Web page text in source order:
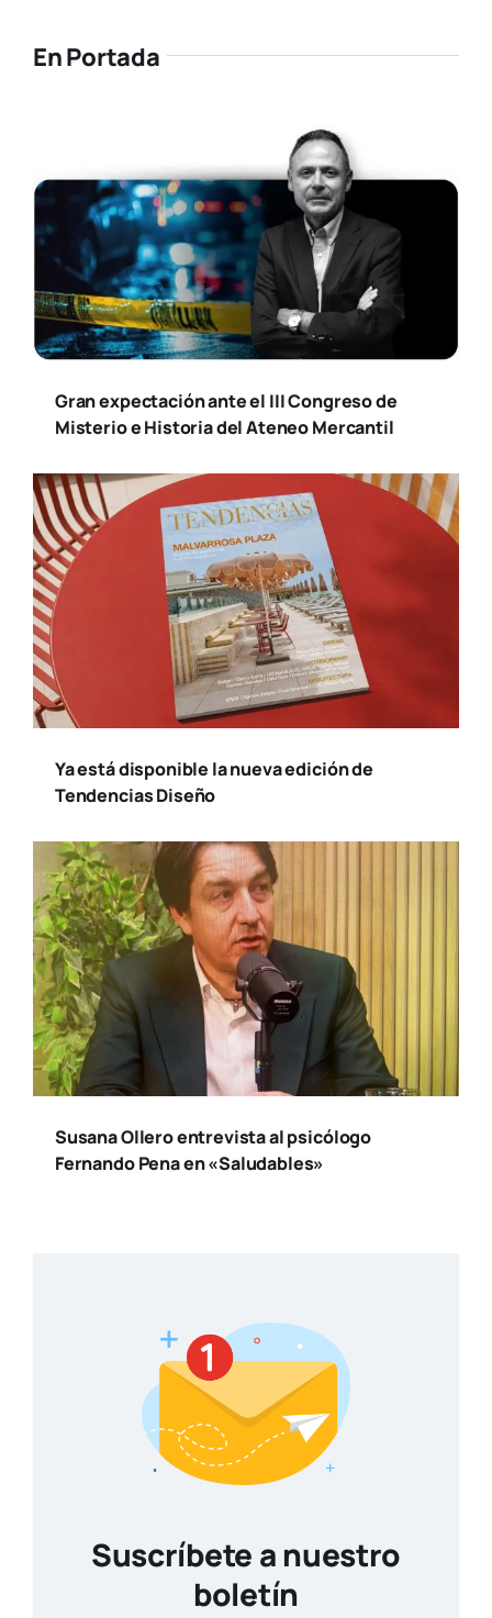
En Portada
Gran expectación ante el III Congreso de
Misterio e Historia del Ateneo Mercantil
Ya está disponible la nueva edición de
Tendencias Diseño
Susana Ollero entrevista al psicólogo
Fernando Pena en «Saludables»
Suscríbete a nuestro
boletín